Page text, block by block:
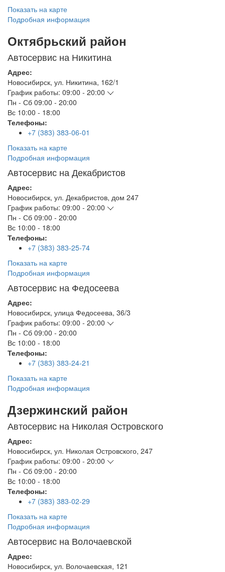
Показать на карте
Подробная информация
Октябрьский район
Автосервис на Никитина
Адрес:
Новосибирск, ул. Никитина, 162/1
График работы: 09:00 - 20:00
Пн - Сб 09:00 - 20:00
Вс 10:00 - 18:00
Телефоны:
+7 (383) 383-06-01
Показать на карте
Подробная информация
Автосервис на Декабристов
Адрес:
Новосибирск, ул. Декабристов, дом 247
График работы: 09:00 - 20:00
Пн - Сб 09:00 - 20:00
Вс 10:00 - 18:00
Телефоны:
+7 (383) 383-25-74
Показать на карте
Подробная информация
Автосервис на Федосеева
Адрес:
Новосибирск, улица Федосеева, 36/3
График работы: 09:00 - 20:00
Пн - Сб 09:00 - 20:00
Вс 10:00 - 18:00
Телефоны:
+7 (383) 383-24-21
Показать на карте
Подробная информация
Дзержинский район
Автосервис на Николая Островского
Адрес:
Новосибирск, ул. Николая Островского, 247
График работы: 09:00 - 20:00
Пн - Сб 09:00 - 20:00
Вс 10:00 - 18:00
Телефоны:
+7 (383) 383-02-29
Показать на карте
Подробная информация
Автосервис на Волочаевской
Адрес:
Новосибирск, ул. Волочаевская, 121